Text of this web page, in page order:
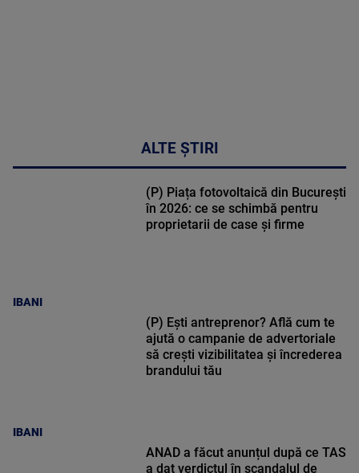
ALTE ȘTIRI
IBANI
(P) Piața fotovoltaică din București
în 2026: ce se schimbă pentru
proprietarii de case și firme
IBANI
(P) Ești antreprenor? Află cum te
ajută o campanie de advertoriale
să crești vizibilitatea și încrederea
brandului tău
ANAD a făcut anunțul după ce TAS
a dat verdictul în scandalul de